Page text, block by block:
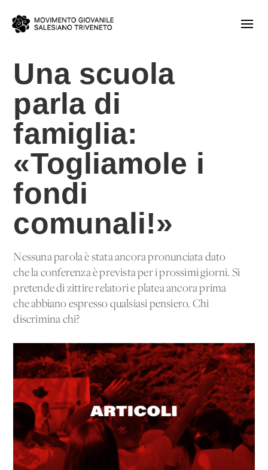
Una scuola
parla di
famiglia:
«Togliamole i
fondi
comunali!»
Nessuna parola è stata ancora pronunciata dato
che la conferenza è prevista per i prossimi giorni. Si
pretende di zittire relatori e platea ancora prima
che abbiano espresso qualsiasi pensiero. Chi
discrimina chi?